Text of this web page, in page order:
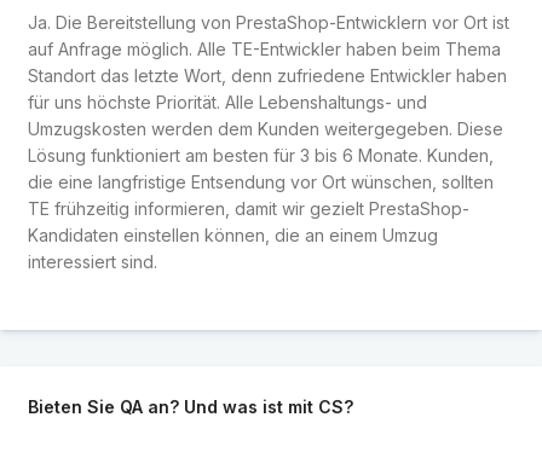
Ja. Die Bereitstellung von PrestaShop-Entwicklern vor Ort ist
auf Anfrage möglich. Alle TE-Entwickler haben beim Thema
Standort das letzte Wort, denn zufriedene Entwickler haben
für uns höchste Priorität. Alle Lebenshaltungs- und
Umzugskosten werden dem Kunden weitergegeben. Diese
Lösung funktioniert am besten für 3 bis 6 Monate. Kunden,
die eine langfristige Entsendung vor Ort wünschen, sollten
TE frühzeitig informieren, damit wir gezielt PrestaShop-
Kandidaten einstellen können, die an einem Umzug
interessiert sind.
Bieten Sie QA an? Und was ist mit CS?